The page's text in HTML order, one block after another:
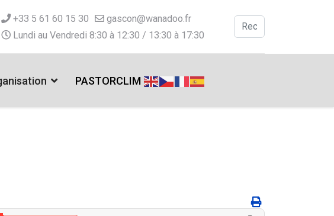
+33 5 61 60 15 30
gascon@wanadoo.fr
Lundi au Vendredi 8:30 à 12:30 / 13:30 à 17:30
Valider
PASTORCLIM